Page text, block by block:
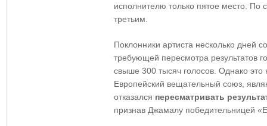
исполнителю только пятое место. По
третьим.
Поклонники артиста несколько дней
требующей пересмотра результатов
свыше 300 тысяч голосов. Однако это
Европейский вещательный союз,
отказался пересматривать
признав Джамалу победительницей